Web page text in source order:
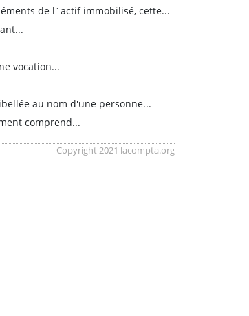
de l´actif immobilisé, cette...
vocation...
au nom d'une personne...
comprend...
Copyright 2021 lacompta.org